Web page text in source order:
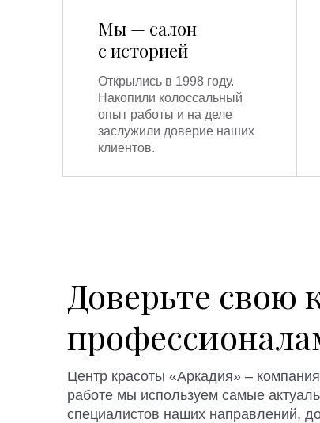
Мы — салон
с историей
Открылись в 1998 году.
Накопили колоссальный
опыт работы и на деле
заслужили доверие наших
клиентов.
Доверьте свою
Центр красоты «Аркадия» –
работе мы используем самые
специалистов наших направлений,